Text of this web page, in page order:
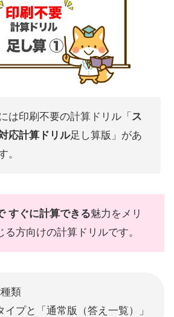
は印刷不要の計算ドリル「 ス
応計算ドリル足し算版」があ
。
すぐに計算できる魅力をメリ
る方向けの計算ドリルです。
類
イプと「通常版（答え一覧）」